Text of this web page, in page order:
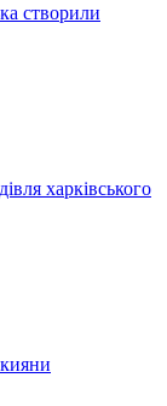
створили
харківського